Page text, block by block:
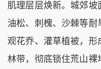
肌理层层焕新。城郊坡
油松、刺槐、沙棘等
观花乔、灌草植被，
林带，彻底锁住荒山裸